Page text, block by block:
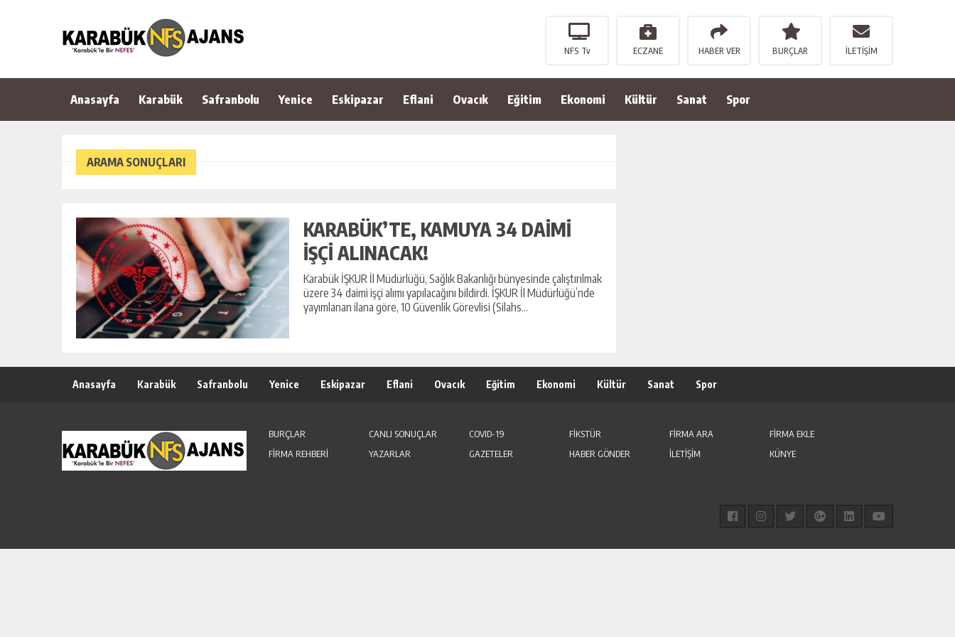
NFS Tv ECZANE HABER VER BURÇLAR İLETİŞİM
Anasayfa Karabük Safranbolu Yenice Eskipazar Eflani Ovacık Eğitim Ekonomi Kültür Sanat Spor
ARAMA SONUÇLARI
KARABÜK’TE, KAMUYA 34 DAİMİ
İŞÇİ ALINACAK!
Karabük İŞKUR İl Müdürlüğü, Sağlık Bakanlığı bünyesinde çalıştırılmak
üzere 34 daimi işçi alımı yapılacağını bildirdi. İŞKUR İl Müdürlüğü’nde
yayımlanan ilana göre, 10 Güvenlik Görevlisi (Silahs...
Anasayfa Karabük Safranbolu Yenice Eskipazar Eflani Ovacık Eğitim Ekonomi Kültür Sanat Spor
BURÇLAR CANLI SONUÇLAR COVID-19 FİKSTÜR FİRMA ARA
FİRMA EKLE
FİRMA REHBERİ
YAZARLAR GAZETELER HABER GÖNDER İLETİŞİM KÜNYE